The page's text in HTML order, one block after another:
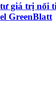
giá trị nổi
GreenBlatt